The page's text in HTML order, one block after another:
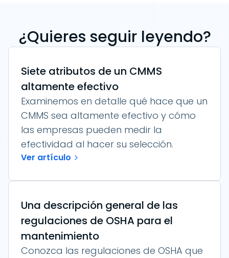
¿Quieres seguir leyendo?
Siete atributos de un CMMS
altamente efectivo
Examinemos en detalle qué hace que un
CMMS sea altamente efectivo y cómo
las empresas pueden medir la
efectividad al hacer su selección.
Ver artículo
Una descripción general de las
regulaciones de OSHA para el
mantenimiento
Conozca las regulaciones de OSHA que